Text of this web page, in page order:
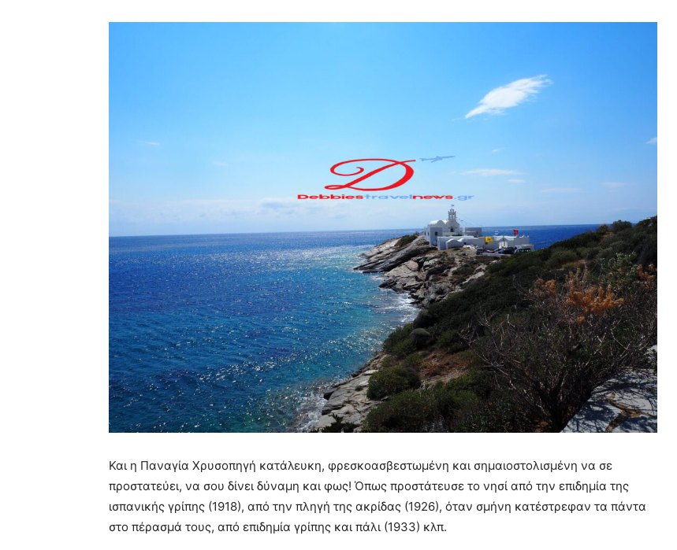
Και η Παναγία Χρυσοπηγή κατάλευκη, φρεσκοασβεστωμένη και σημαιοστολισμένη να σε
προστατεύει, να σου δίνει δύναμη και φως! Όπως προστάτευσε το νησί από την επιδημία της
ισπανικής γρίπης (1918), από την πληγή της ακρίδας (1926), όταν σμήνη κατέστρεφαν τα πάντα
στο πέρασμά τους, από επιδημία γρίπης και πάλι (1933) κλπ.